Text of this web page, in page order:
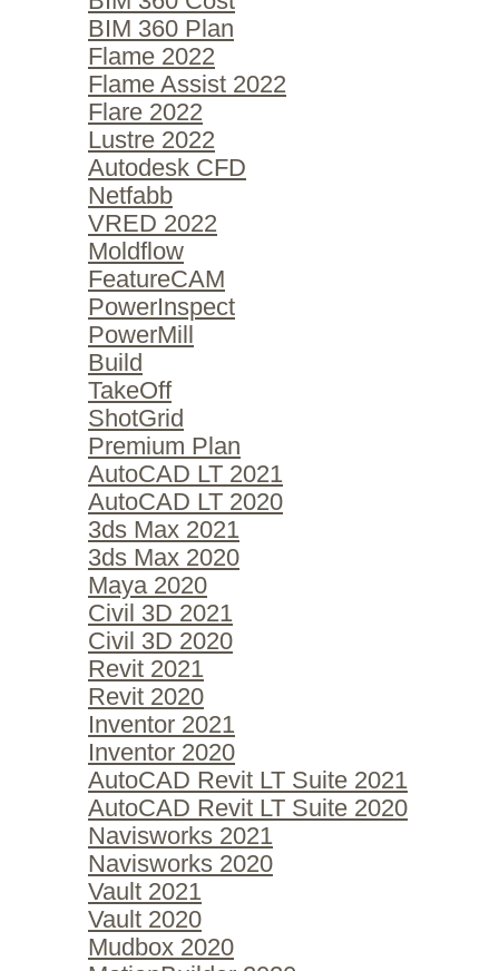
BIM 360 Plan
Flame 2022
Flame Assist 2022
Flare 2022
Lustre 2022
Autodesk CFD
Netfabb
VRED 2022
Moldflow
FeatureCAM
PowerInspect
PowerMill
Build
TakeOff
ShotGrid
Premium Plan
AutoCAD LT 2021
AutoCAD LT 2020
3ds Max 2021
3ds Max 2020
Maya 2020
Civil 3D 2021
Civil 3D 2020
Revit 2021
Revit 2020
Inventor 2021
Inventor 2020
AutoCAD Revit LT Suite 2021
AutoCAD Revit LT Suite 2020
Navisworks 2021
Navisworks 2020
Vault 2021
Vault 2020
Mudbox 2020